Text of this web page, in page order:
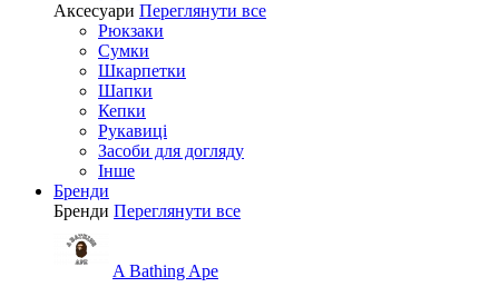
Аксесуари Переглянути все
Рюкзаки
Сумки
Шкарпетки
Шапки
Кепки
Рукавиці
Засоби для догляду
Інше
Бренди
Бренди Переглянути все
A Bathing Ape